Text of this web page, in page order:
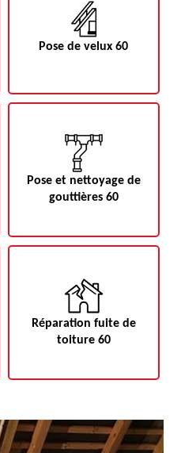
Pose de velux 60
Pose et nettoyage de
gouttières 60
Réparation fuite de
toiture 60